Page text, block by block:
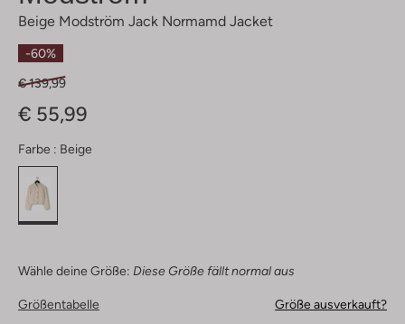
Beige Modström Jack Normamd Jacket
-60%
€ 139,99
€ 55,99
Farbe : Beige
Wähle deine Größe: Diese Größe fällt normal aus
Größentabelle Größe ausverkauft?